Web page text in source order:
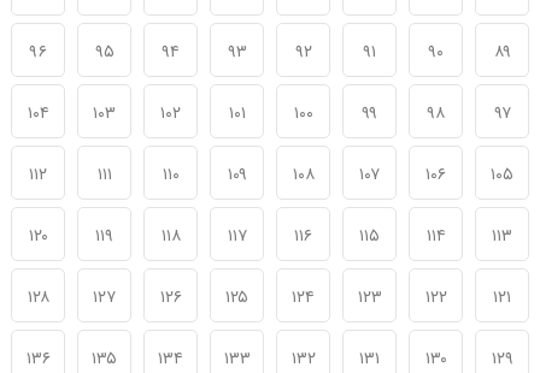
۸۹ ۹۰ ۹۱ ۹۲ ۹۳ ۹۴ ۹۵ ۹۶
۹۷ ۹۸ ۹۹ ۱۰۰ ۱۰۱ ۱۰۲ ۱۰۳ ۱۰۴
۱۰۵ ۱۰۶ ۱۰۷ ۱۰۸ ۱۰۹ ۱۱۰ ۱۱۱ ۱۱۲
۱۱۳ ۱۱۴ ۱۱۵ ۱۱۶ ۱۱۷ ۱۱۸ ۱۱۹ ۱۲۰
۱۲۱ ۱۲۲ ۱۲۳ ۱۲۴ ۱۲۵ ۱۲۶ ۱۲۷ ۱۲۸
۱۲۹ ۱۳۰ ۱۳۱ ۱۳۲ ۱۳۳ ۱۳۴ ۱۳۵ ۱۳۶